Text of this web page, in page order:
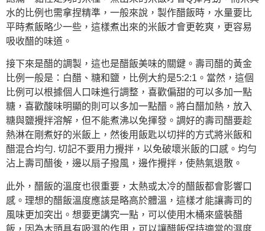
水的比例也需拿捏精準，一般來說，製作醋飯時，水量要比
平時煮飯略少一些，這樣煮出來的米飯才會更乾爽，更容易
吸收醋的味道。
接下來是醋的調製，這也是醋飯美味的關鍵。壽司醋的黃金
比例一般是：白醋、糖和鹽，比例大約是5:2:1。當然，這個
比例可以根據個人口味進行調整，喜歡偏甜的可以多加一點
糖，喜歡酸味明顯的則可以多加一點醋。將白醋加熱，放入
糖與鹽攪拌溶解，但不能煮沸以免揮發。調好的壽司醋要趁
熱淋在剛煮好的米飯上，然後用飯匙以切拌的方式將米飯和
醋混合均勻. 切記不要用力攪拌，以免破壞米飯的口感。均勻
沾上壽司醋後，邊以扇子撥風，邊作攪拌，使熱氣退散。
此外，醋飯的溫度也很重要，太熱或太冷的醋飯都會影響口
感。理想的醋飯溫度應該是略高於體溫，這樣才能讓壽司的
風味更加突出。想要更講究一點，可以使用木桶來盛裝醋
飯，因為木頭具有吸濕的作用，可以讓醋飯保持適當的濕度